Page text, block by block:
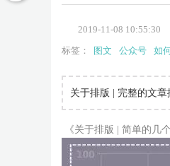
2019-11-08 10:55:30
标签：
图文 公众号 如
关于排版 | 完整的文
《关于排版 | 简单的几